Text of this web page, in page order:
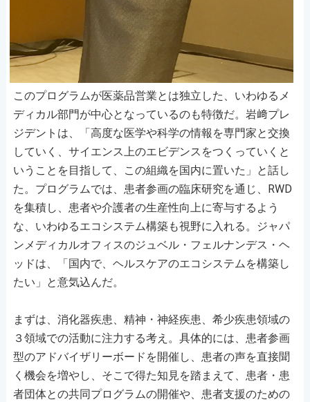
このプログラムが医薬品営業とは独立した、いわゆるメ
ディカル部門が中心となっているのも特徴だ。岩﨑プレ
ジデントは、「高度な医学や科学の情報を専門家と交換
していく、サイエンス上のエビデンスをつくっていくと
いうことを目指して、この組織を国内に置いた」と話し
た。プログラムでは、患者参画の臨床研究を通じ、RWD
を集積し、患者や介護者の生産性向上に寄与するよう
な、いわゆるエコシステム構築も視野に入れる。ジャパ
ンメディカルオフィスのジュベル・フェルナンデス・ヘ
ッドは、「国内で、ヘルスケアのエコシステムを構築し
たい」と意気込んだ。
まずは、消化器疾患、精神・神経疾患、希少疾患領域の
３領域での活動に注力する考え。具体的には、患者参画
型のアドバイザリーボードを開催し、患者の声を直接聞
く機会を増やし、そこで得た知見を踏まえて、患者・患
者団体との共同プログラムの開催や、患者支援のための